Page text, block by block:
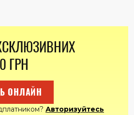
ГРН
ОНЛАЙН
Авторизуйтесь